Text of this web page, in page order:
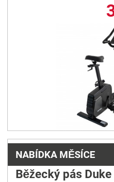
NABÍDKA MĚSÍCE
Běžecký pás